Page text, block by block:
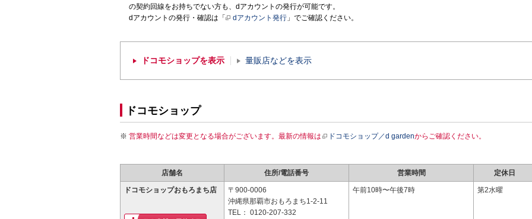
の契約回線をお持ちでない方も、dアカウントの発行が可能です。
dアカウントの発行・確認は「
dアカウント発行 」でご確認ください。
ドコモショップを表示 量販店などを表示
ドコモショップ
営業時間などは変更となる場合がございます。最新の情報は ドコモショップ／d gardenからご確認ください。
店舗名 住所/電話番号 営業時間 定休日
ドコモショップおもろまち店
〒900-0006
沖縄県那覇市おもろまち1-2-11
TEL： 0120-207-332
午前10時〜午後7時 第2水曜